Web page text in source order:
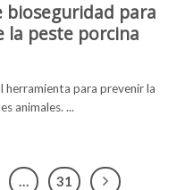
bioseguridad para
la peste porcina
para prevenir la
animales. ...
31